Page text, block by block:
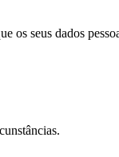
os seus dados